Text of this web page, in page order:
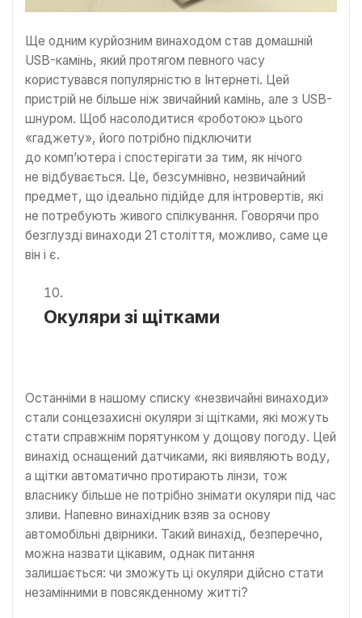
Ще одним курйозним винаходом став домашній
USB-камінь, який протягом певного часу
користувався популярністю в Інтернеті. Цей
пристрій не більше ніж звичайний камінь, але з USB-
шнуром. Щоб насолодитися «роботою» цього
«гаджету», його потрібно підключити
до комп’ютера і спостерігати за тим, як нічого
не відбувається. Це, безсумнівно, незвичайний
предмет, що ідеально підійде для інтровертів, які
не потребують живого спілкування. Говорячи про
безглузді винаходи 21 століття, можливо, саме це
він і є.
Окуляри зі щітками
Останніми в нашому списку «незвичайні винаходи»
стали сонцезахисні окуляри зі щітками, які можуть
стати справжнім порятунком у дощову погоду. Цей
винахід оснащений датчиками, які виявляють воду,
а щітки автоматично протирають лінзи, тож
власнику більше не потрібно знімати окуляри під час
зливи. Напевно винахідник взяв за основу
автомобільні двірники. Такий винахід, безперечно,
можна назвати цікавим, однак питання
залишається: чи зможуть ці окуляри дійсно стати
незамінними в повсякденному житті?